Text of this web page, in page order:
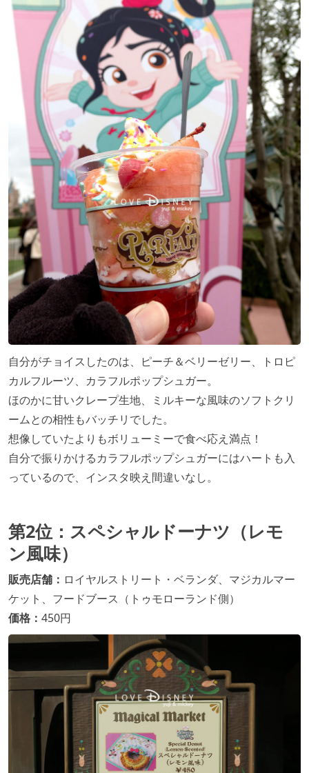
自分がチョイスしたのは、ピーチ＆ベリーゼリー、トロピ
カルフルーツ、カラフルポップシュガー。
ほのかに甘いクレープ生地、ミルキーな風味のソフトクリ
ームとの相性もバッチリでした。
想像していたよりもボリューミーで食べ応え満点！
自分で振りかけるカラフルポップシュガーにはハートも入
っているので、インスタ映え間違いなし。
第2位：スペシャルドーナツ（レモ
ン風味）
販売店舗： ロイヤルストリート・ベランダ、マジカルマー
ケット、フードブース（トゥモローランド側）
価格： 450円